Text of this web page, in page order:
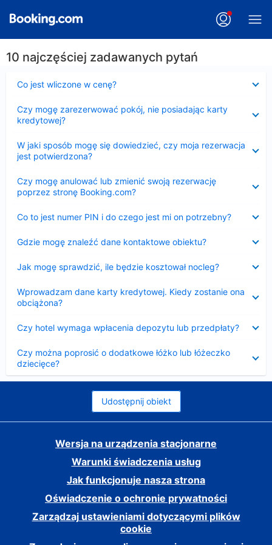
10 najczęściej zadawanych pytań
Co jest wliczone w cenę?
Czy mogę zarezerwować pokój, nie posiadając karty
kredytowej?
W jaki sposób mogę się dowiedzieć, czy moja rezerwacja
jest potwierdzona?
Czy mogę anulować lub zmienić swoją rezerwację
poprzez stronę Booking.com?
Co to jest numer PIN i do czego jest mi on potrzebny?
Gdzie mogę znaleźć dane kontaktowe obiektu?
Jak mogę sprawdzić, ile będzie kosztował nocleg?
Wprowadzam dane karty kredytowej. Kiedy zostanie ona
obciążona?
Czy hotel wymaga wpłacenia depozytu lub przedpłaty?
Czy można poprosić o dodatkowe łóżko lub łóżeczko
dziecięce?
Udostępnij obiekt
Wersja na urządzenia stacjonarne
Warunki świadczenia usług
Jak funkcjonuje nasza strona
Oświadczenie o ochronie prywatności
Zarządzaj ustawieniami dotyczącymi plików
cookie